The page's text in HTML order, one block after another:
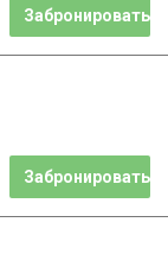
Забронировать
Забронировать